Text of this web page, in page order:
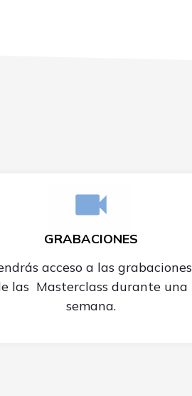
GRABACIONES
acceso a las grabaciones
las Masterclass durante una
semana.